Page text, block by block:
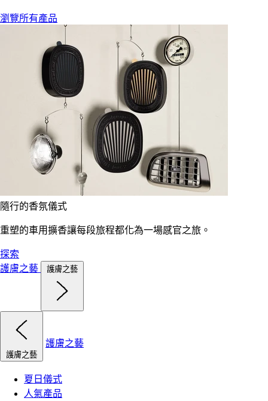
瀏覽所有產品
隨行的香氛儀式
重塑的車用擴香讓每段旅程都化為一場感官之旅。
探索
護膚之藝
護膚之藝
護膚之藝
護膚之藝
夏日儀式
人氣產品